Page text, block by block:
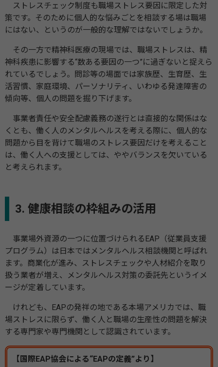
ストレスチェック制度も職場ストレス要因に限定した対
策です。そのために個人的な悩みごとを相談する場は職場
にはない、というのが一般的な理解ではないでしょうか。
その一方で精神科医療の現場では、職場ストレスは、精
神科疾患に影響する“数ある要因の一つ”に過ぎないと捉えら
れているでしょう。問診等の場面では家族歴、生育歴、生
活習慣、家庭環境、パーソナリティ、いわゆる発達障害の
傾向等、個人の問題を掘り下げます。
事業者責任や安全配慮義務の遂行とは直接的な関係はな
くとも、働く人のメンタルヘルスを考える際に、個人的な
問題から目を背けて職場のストレス要因だけを考えること
は、働く人への支援としては、ややバランスを欠いている
と考えられます。
3. 健康相談の枠組みの活用
事業場外資源の一つに位置づけられるEAP（従業員支援
プログラム）は日本ではメンタルヘルス相談機関と呼ばれ
ます。商業化が進み、ストレスチェックや人材紹介を取り
扱う業者が増え、メンタルヘルス対策の委託先というイメ
ージが定着しています。
けれども、EAPの発祥の地である本場アメリカでは、職
場ストレスに限らず、働く人と職場の生産性の問題を解決
する専門家や専門機関として認識されています。
【国際EAP協会による“EAPの定義”より】